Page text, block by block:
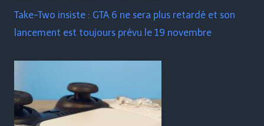
Take-Two insiste : GTA 6 ne sera plus retardé et son
lancement est toujours prévu le 19 novembre